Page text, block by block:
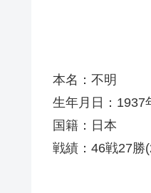
本名：不明
生年月日：1937
国籍：日本
戦績：46戦27勝